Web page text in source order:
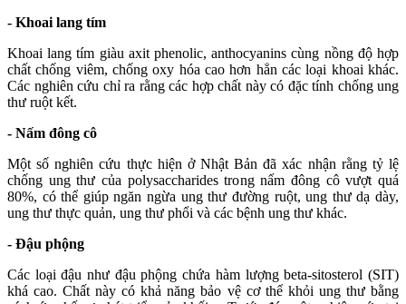
- Khoai lang tím
Khoai lang tím giàu axit phenolic, anthocyanins cùng nồng độ hợp
chất chống viêm, chống oxy hóa cao hơn hẳn các loại khoai khác.
Các nghiên cứu chỉ ra rằng các hợp chất này có đặc tính chống ung
thư ruột kết.
- Nấm đông cô
Một số nghiên cứu thực hiện ở Nhật Bản đã xác nhận rằng tỷ lệ
chống ung thư của polysaccharides trong nấm đông cô vượt quá
80%, có thể giúp ngăn ngừa ung thư đường ruột, ung thư dạ dày,
ung thư thực quản, ung thư phổi và các bệnh ung thư khác.
- Đậu phộng
Các loại đậu như đậu phộng chứa hàm lượng beta-sitosterol (SIT)
khá cao. Chất này có khả năng bảo vệ cơ thể khỏi ung thư bằng